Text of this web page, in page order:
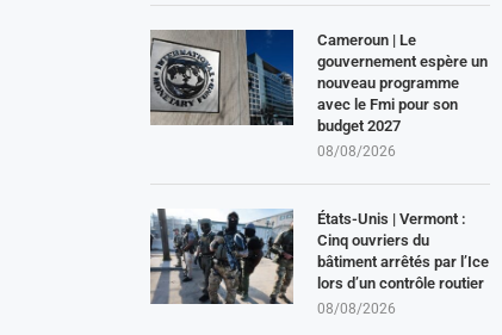
Cameroun | Le
gouvernement espère un
nouveau programme
avec le Fmi pour son
budget 2027
08/08/2026
États-Unis | Vermont :
Cinq ouvriers du
bâtiment arrêtés par l’Ice
lors d’un contrôle routier
08/08/2026